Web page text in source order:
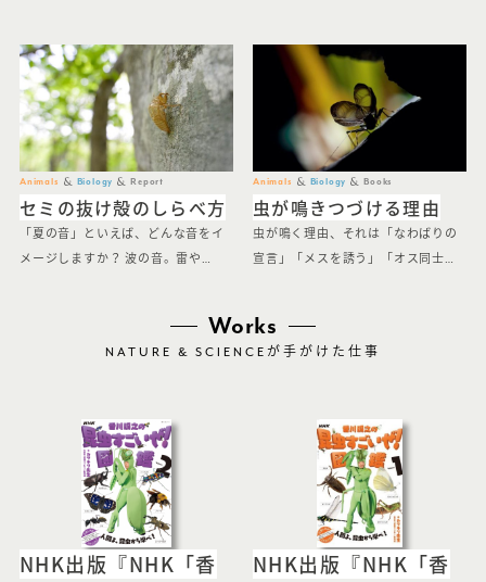
Animals Biology Report
セミの抜け殻のしらべ方
「夏の音」といえば、どんな音をイ
メージしますか？ 波の音。雷や…
Animals Biology Books
虫が鳴きつづける理由
虫が鳴く理由、それは「なわばりの
宣言」「メスを誘う」「オス同士…
Works
NATURE & SCIENCE が手がけた仕事
NHK出版『NHK「香
NHK出版『NHK「香